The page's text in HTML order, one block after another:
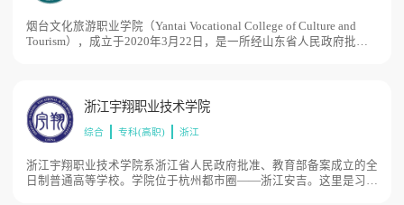
烟台文化旅游职业学院（Yantai Vocational College of Culture and
Tourism），成立于2020年3月22日，是一所经山东省人民政府批准
文化旅游职业学院，学校校园占地520亩。
浙江宇翔职业技术学院
综合 专科(高职) 浙江
浙江宇翔职业技术学院系浙江省人民政府批准、教育部备案成立的全
日制普通高等学校。学院位于杭州都市圈——浙江安吉。这里是习总